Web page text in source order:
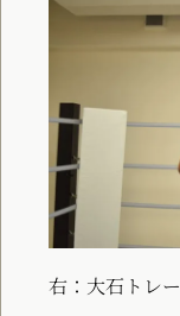
右：大石トレ